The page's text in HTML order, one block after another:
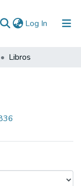
Log In (current)
Libros